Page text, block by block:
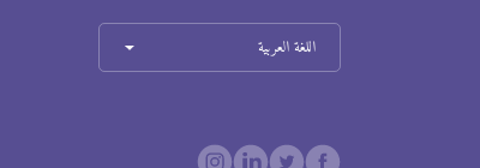
اللغة العربية